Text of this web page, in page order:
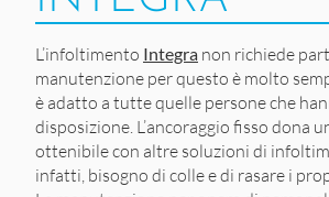
L’infoltimento Integra non richiede
manutenzione per questo è molto
è adatto a tutte quelle persone che
disposizione. L’ancoraggio fisso dona
ottenibile con altre soluzioni di
infatti, bisogno di colle e di rasare i